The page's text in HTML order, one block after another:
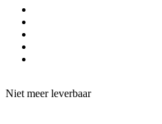
Niet meer leverbaar